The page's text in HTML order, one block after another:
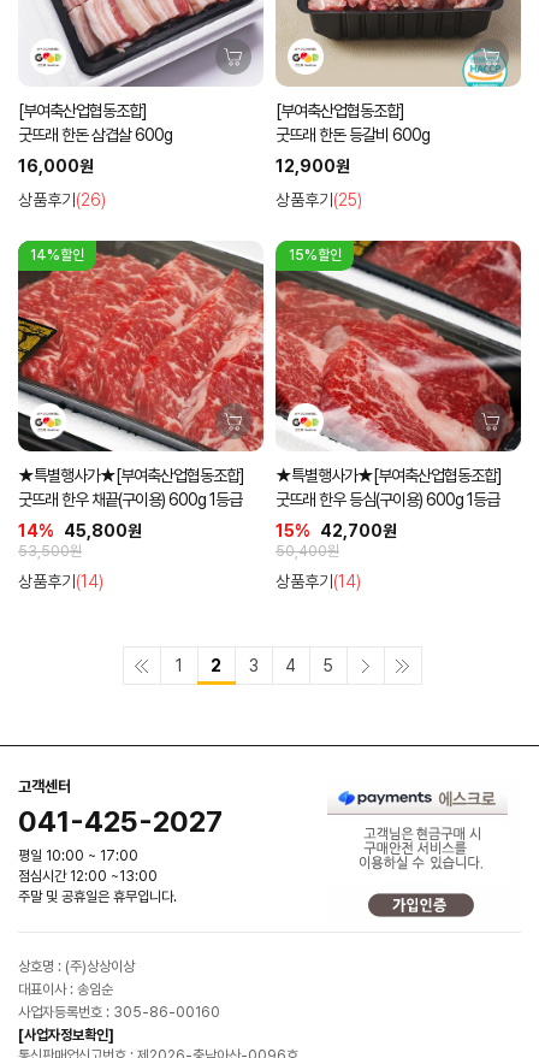
[부여축산업협동조합]
굿뜨래 한돈 삼겹살 600g
16,000원
상품후기 (26)
[부여축산업협동조합]
굿뜨래 한돈 등갈비 600g
12,900원
상품후기 (25)
14%할인
★특별행사가★[부여축산업협동조합]
굿뜨래 한우 채끝(구이용) 600g 1등급
14%
45,800원
53,500원
상품후기 (14)
15%할인
★특별행사가★[부여축산업협동조합]
굿뜨래 한우 등심(구이용) 600g 1등급
15%
42,700원
50,400원
상품후기 (14)
1 2 3 4 5
고객센터
041-425-2027
평일 10:00 ~ 17:00
점심시간 12:00 ~13:00
주말 및 공휴일은 휴무입니다.
상호명 : (주)상상이상
대표이사 : 송임순
사업자등록번호 : 305-86-00160
[사업자정보확인]